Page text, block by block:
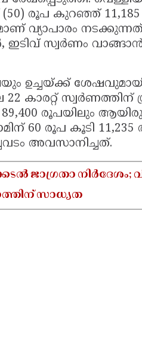
രൂപ കുറഞ്ഞ്
വ്യാപാരം
ഇടിവ് സ്വർണം
ഉച്ചയ്ക്ക്
കാരറ്റ് സ്വർണത്തിന്
രൂപയിലും
60 രൂപ കൂടി
അവസാനിച്ചത്.
ജാഗ്രതാ നിർദേശം;
സാധ്യത